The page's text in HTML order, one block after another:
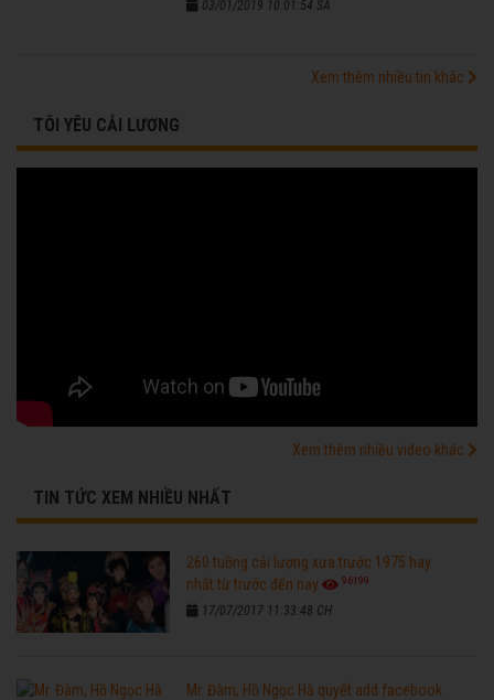
03/01/2019 10:01:54 SA
Xem thêm nhiều tin khác
TÔI YÊU CẢI LƯƠNG
Xem thêm nhiều video khác
TIN TỨC XEM NHIỀU NHẤT
260 tuồng cải lương xưa trước 1975 hay
nhất từ trước đến nay
96199
17/07/2017 11:33:48 CH
Mr. Đàm, Hồ Ngọc Hà quyết add facebook